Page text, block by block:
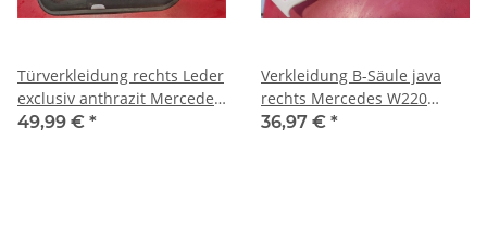
Türverkleidung rechts Leder
exclusiv anthrazit Mercedes
W220 2207201270 9C05
49,99 € *
Verkleidung B-Säule java
rechts Mercedes W220
2206900225 1A21
36,97 € *